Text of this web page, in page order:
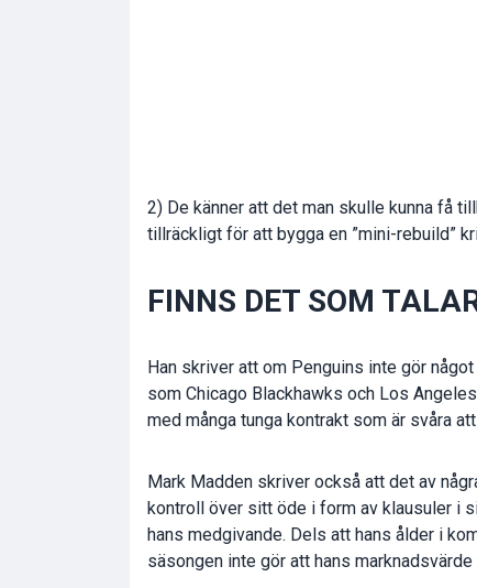
2) De känner att det man skulle kunna få
tillräckligt för att bygga en ”mini-rebuild”
FINNS DET SOM
Han skriver att om Penguins inte gör
som Chicago Blackhawks och Los
med många tunga kontrakt som är svåra
Mark Madden skriver också att det av
kontroll över sitt öde i form av klausuler i
hans medgivande. Dels att hans ålder i
säsongen inte gör att hans marknadsvärde